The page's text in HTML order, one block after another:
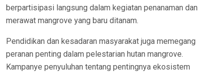
berpartisipasi langsung dalam kegiatan penanaman dan
merawat mangrove yang baru ditanam.
Pendidikan dan kesadaran masyarakat juga memegang
peranan penting dalam pelestarian hutan mangrove.
Kampanye penyuluhan tentang pentingnya ekosistem